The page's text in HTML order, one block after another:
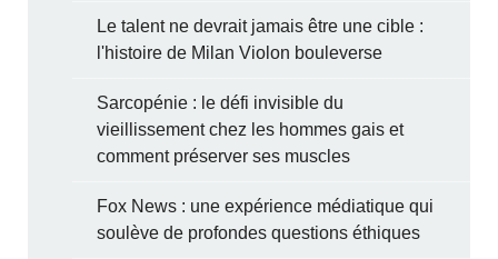
Le talent ne devrait jamais être une cible :
l'histoire de Milan Violon bouleverse
Sarcopénie : le défi invisible du
vieillissement chez les hommes gais et
comment préserver ses muscles
Fox News : une expérience médiatique qui
soulève de profondes questions éthiques